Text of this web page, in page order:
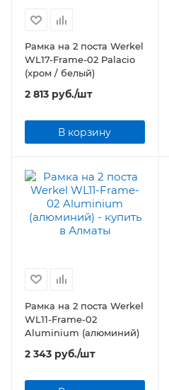
Рамка на 2 поста Werkel
WL17-Frame-02 Palacio
(хром / белый)
2 813 руб./шт
В корзину
Рамка на 2 поста Werkel
WL11-Frame-02
Aluminium (алюминий)
2 343 руб./шт